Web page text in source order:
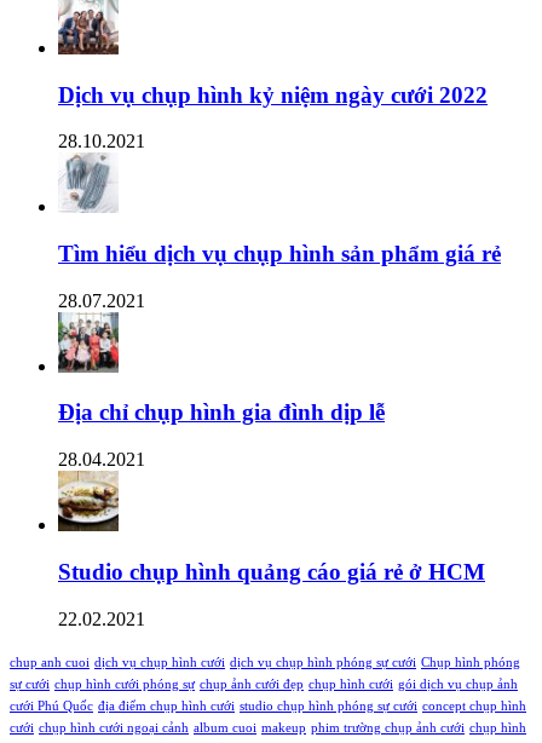
Dịch vụ chụp hình kỷ niệm ngày cưới 2022
28.10.2021
Tìm hiểu dịch vụ chụp hình sản phẩm giá rẻ
28.07.2021
Địa chỉ chụp hình gia đình dịp lễ
28.04.2021
Studio chụp hình quảng cáo giá rẻ ở HCM
22.02.2021
chup anh cuoi dịch vụ chụp hình cưới dịch vụ chụp hình phóng sự cưới Chụp hình phóng
sự cưới chụp hình cưới phóng sự chụp ảnh cưới đẹp chụp hình cưới gói dịch vụ chụp ảnh
cưới Phú Quốc địa điểm chụp hình cưới studio chụp hình phóng sự cưới concept chụp hình
cưới chụp hình cưới ngoại cảnh album cuoi makeup phim trường chụp ảnh cưới chụp hình